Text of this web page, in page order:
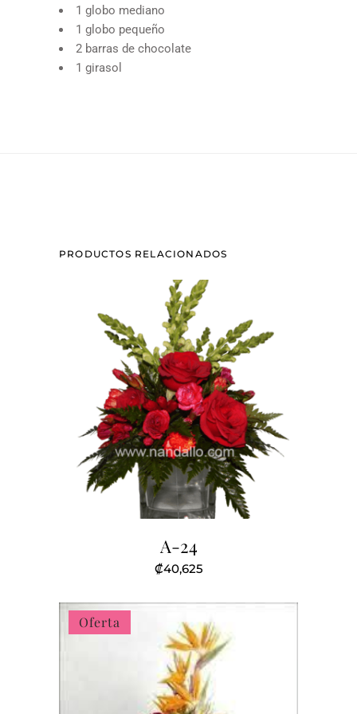
1 globo mediano
1 globo pequeño
2 barras de chocolate
1 girasol
PRODUCTOS RELACIONADOS
A-24
₡40,625
Oferta